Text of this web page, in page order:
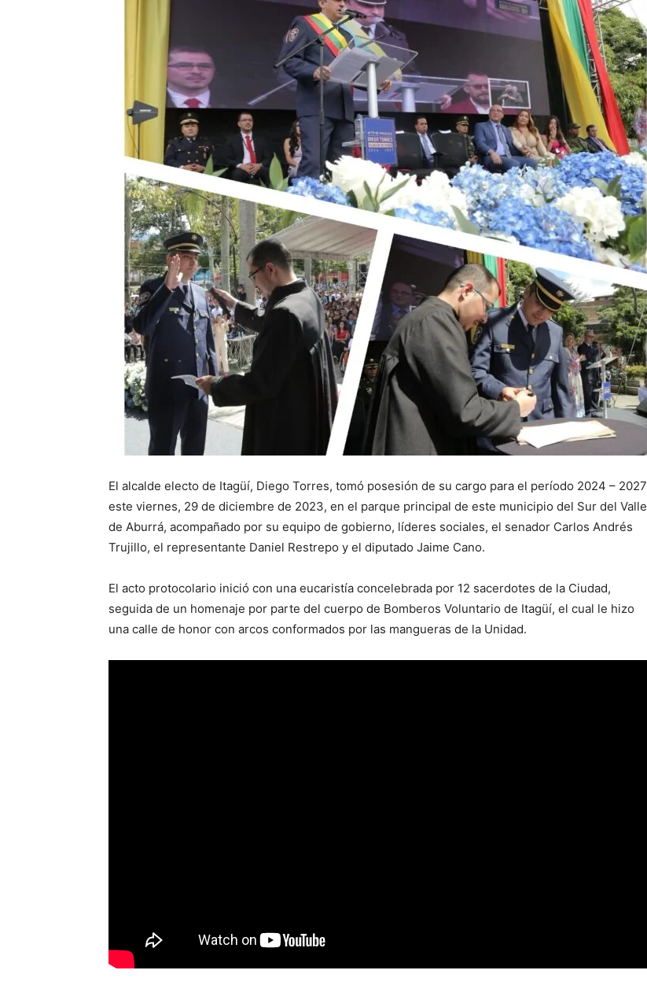
El alcalde electo de Itagüí, Diego Torres, tomó posesión de su cargo para el período 2024 – 2027
este viernes, 29 de diciembre de 2023, en el parque principal de este municipio del Sur del Valle
de Aburrá, acompañado por su equipo de gobierno, líderes sociales, el senador Carlos Andrés
Trujillo, el representante Daniel Restrepo y el diputado Jaime Cano.
El acto protocolario inició con una eucaristía concelebrada por 12 sacerdotes de la Ciudad,
seguida de un homenaje por parte del cuerpo de Bomberos Voluntario de Itagüí, el cual le hizo
una calle de honor con arcos conformados por las mangueras de la Unidad.